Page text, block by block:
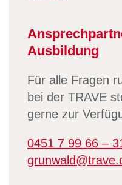
Ausbildung
Für alle Fragen
bei der TRAVE
gerne zur
0451 7 99 66 –